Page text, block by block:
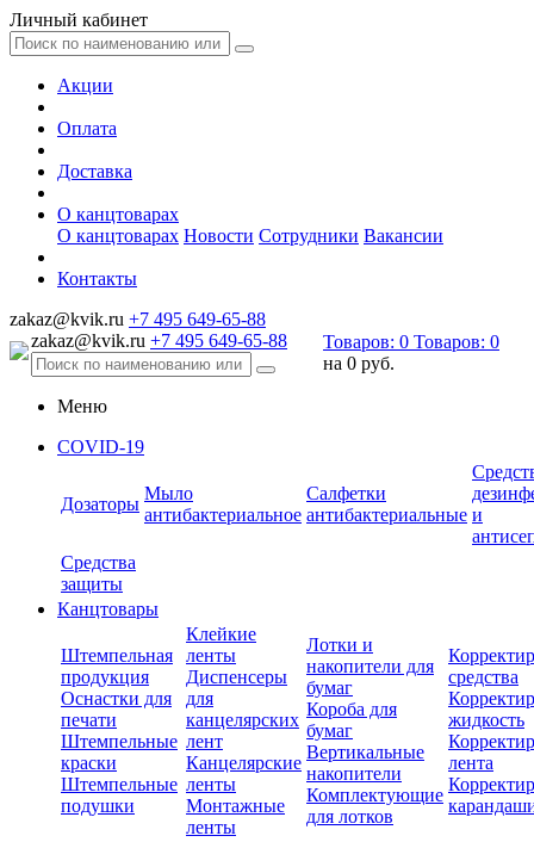
Личный кабинет
Акции
Оплата
Доставка
О канцтоварах
О канцтоварах Новости Сотрудники Вакансии
Контакты
zakaz@kvik.ru +7 495 649-65-88
zakaz@kvik.ru +7 495 649-65-88 Товаров: 0 Товаров: 0
на 0 руб.
Меню
COVID-19
Дозаторы
Мыло
антибактериальное
Салфетки
антибактериальные и
Средства
защиты
Канцтовары
Штемпельная
продукция
Оснастки для
печати
Штемпельные
краски
Штемпельные
подушки
Клейкие
ленты
Диспенсеры
для
канцелярских
лент
Канцелярские
ленты
Монтажные
ленты
Лотки и
накопители для
бумаг
Короба для
бумаг
Вертикальные
накопители
Комплектующие
для лотков
средства
жидкость
лента